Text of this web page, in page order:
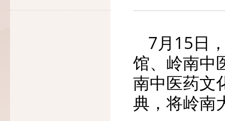
7月15日
馆、岭南中
南中医药文
典，将岭南